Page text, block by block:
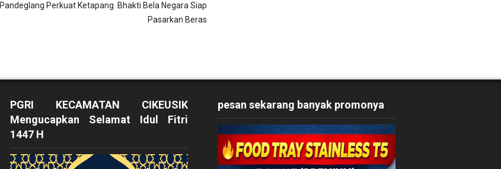
Pandeglang Perkuat Ketapang. Bhakti Bela Negara Siap
Pasarkan Beras
PGRI KECAMATAN CIKEUSIK
Mengucapkan Selamat Idul Fitri
1447 H
pesan sekarang banyak promonya